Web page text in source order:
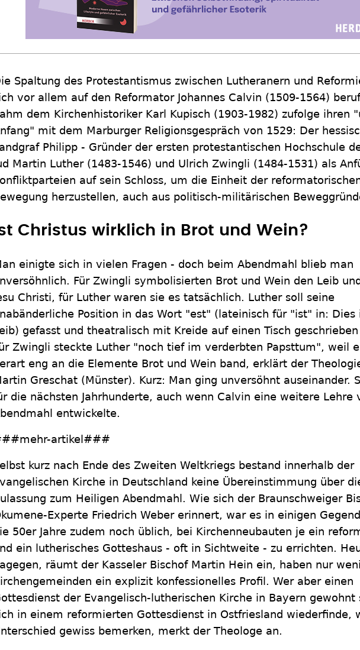
Spaltung des Protestantismus zwischen Lutheranern und
vor allem auf den Reformator Johannes Calvin (1509-1564)
dem Kirchenhistoriker Karl Kupisch (1903-1982) zufolge ihren
mit dem Marburger Religionsgespräch von 1529: Der
Philipp - Gründer der ersten protestantischen Hochschule
Martin Luther (1483-1546) und Ulrich Zwingli (1484-1531) als
auf sein Schloss, um die Einheit der
herzustellen, auch aus politisch-militärischen
Christus wirklich in Brot und Wein?
einigte sich in vielen Fragen - doch beim Abendmahl blieb man
Für Zwingli symbolisierten Brot und Wein den Leib
Christi, für Luther waren sie es tatsächlich. Luther soll seine
Position in das Wort "est" (lateinisch für "ist" in: Dies
gefasst und theatralisch mit Kreide auf einen Tisch geschrieben
Zwingli steckte Luther "noch tief im verderbten Papsttum", weil
eng an die Elemente Brot und Wein band, erklärt der
Greschat (Münster). Kurz: Man ging unversöhnt auseinander.
die nächsten Jahrhunderte, auch wenn Calvin eine weitere Lehre
entwickelte.
artikel###
kurz nach Ende des Zweiten Weltkriegs bestand innerhalb der
Kirche in Deutschland keine Übereinstimmung über
zum Heiligen Abendmahl. Wie sich der Braunschweiger
Experte Friedrich Weber erinnert, war es in einigen
50er Jahre zudem noch üblich, bei Kirchenneubauten je ein
ein lutherisches Gotteshaus - oft in Sichtweite - zu errichten.
räumt der Kasseler Bischof Martin Hein ein, haben nur
ein explizit konfessionelles Profil. Wer aber einen
der Evangelisch-lutherischen Kirche in Bayern gewohnt
in einem reformierten Gottesdienst in Ostfriesland wiederfinde,
gewiss bemerken, merkt der Theologe an.